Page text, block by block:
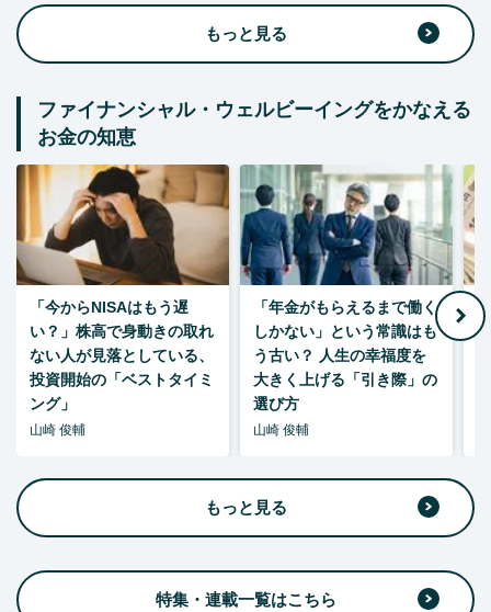
もっと見る
ファイナンシャル・ウェルビーイングをかなえる
お金の知恵
「今からNISAはもう遅
い？」株高で身動きの取れ
ない人が見落としている、
投資開始の「ベストタイミ
ング」
山崎 俊輔
「年金がもらえるまで働く
しかない」という常識はも
う古い？ 人生の幸福度を
大きく上げる「引き際」の
選び方
山崎 俊輔
もっと見る
特集・連載一覧はこちら